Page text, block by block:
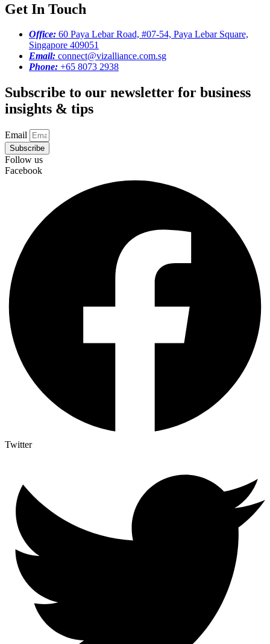
Get In Touch
Office: 60 Paya Lebar Road, #07-54, Paya Lebar Square,
Singapore 409051
Email: connect@vizalliance.com.sg
Phone: +65 8073 2938
Subscribe to our newsletter for business
insights & tips
Email
Subscribe
Follow us
Facebook
Twitter